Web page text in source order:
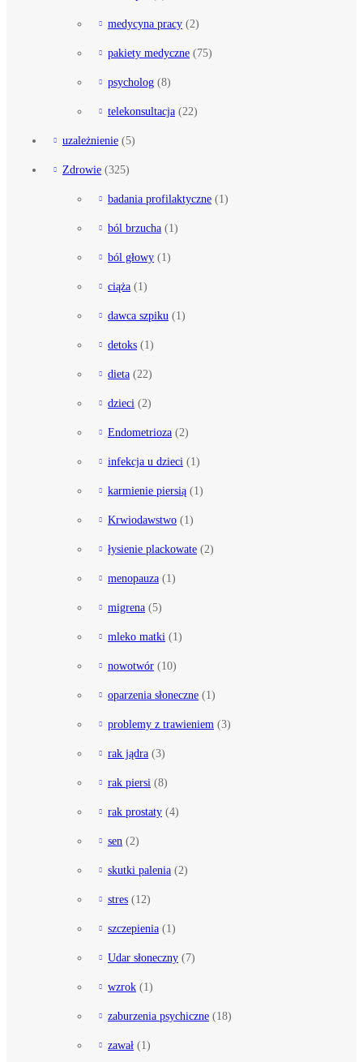
medycyna pracy (2)
pakiety medyczne (75)
psycholog (8)
telekonsultacja (22)
uzależnienie (5)
Zdrowie (325)
badania profilaktyczne (1)
ból brzucha (1)
ból głowy (1)
ciąża (1)
dawca szpiku (1)
detoks (1)
dieta (22)
dzieci (2)
Endometrioza (2)
infekcja u dzieci (1)
karmienie piersią (1)
Krwiodawstwo (1)
łysienie plackowate (2)
menopauza (1)
migrena (5)
mleko matki (1)
nowotwór (10)
oparzenia słoneczne (1)
problemy z trawieniem (3)
rak jądra (3)
rak piersi (8)
rak prostaty (4)
sen (2)
skutki palenia (2)
stres (12)
szczepienia (1)
Udar słoneczny (7)
wzrok (1)
zaburzenia psychiczne (18)
zawał (1)